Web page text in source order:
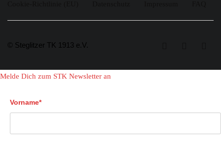
© Steglitzer TK 1913 e.V.
Melde Dich zum STK Newsletter an
Vorname*